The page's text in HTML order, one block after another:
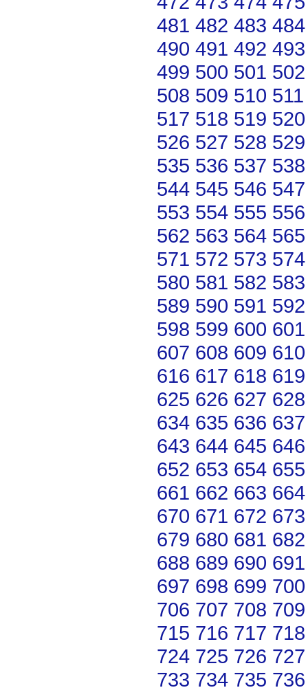
481 482 483 484
490 491 492 493
499 500 501 502
508 509 510 511
517 518 519 520
526 527 528 529
535 536 537 538
544 545 546 547
553 554 555 556
562 563 564 565
571 572 573 574
580 581 582 583
589 590 591 592
598 599 600 601
607 608 609 610
616 617 618 619
625 626 627 628
634 635 636 637
643 644 645 646
652 653 654 655
661 662 663 664
670 671 672 673
679 680 681 682
688 689 690 691
697 698 699 700
706 707 708 709
715 716 717 718
724 725 726 727
733 734 735 736